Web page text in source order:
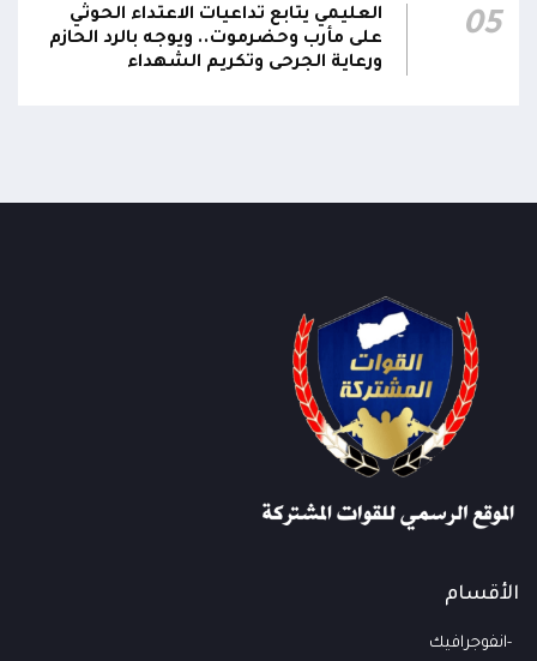
05
العليمي يتابع تداعيات الاعتداء الحوثي
على مأرب وحضرموت.. ويوجه بالرد الحازم
ورعاية الجرحى وتكريم الشهداء
الأقسام
انفوجرافيك